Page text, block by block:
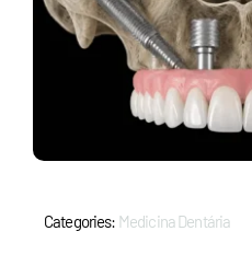
Categories: Medicina Dentária